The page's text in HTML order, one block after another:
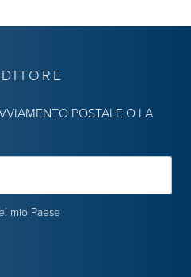
POSTALE O LA
mio Paese